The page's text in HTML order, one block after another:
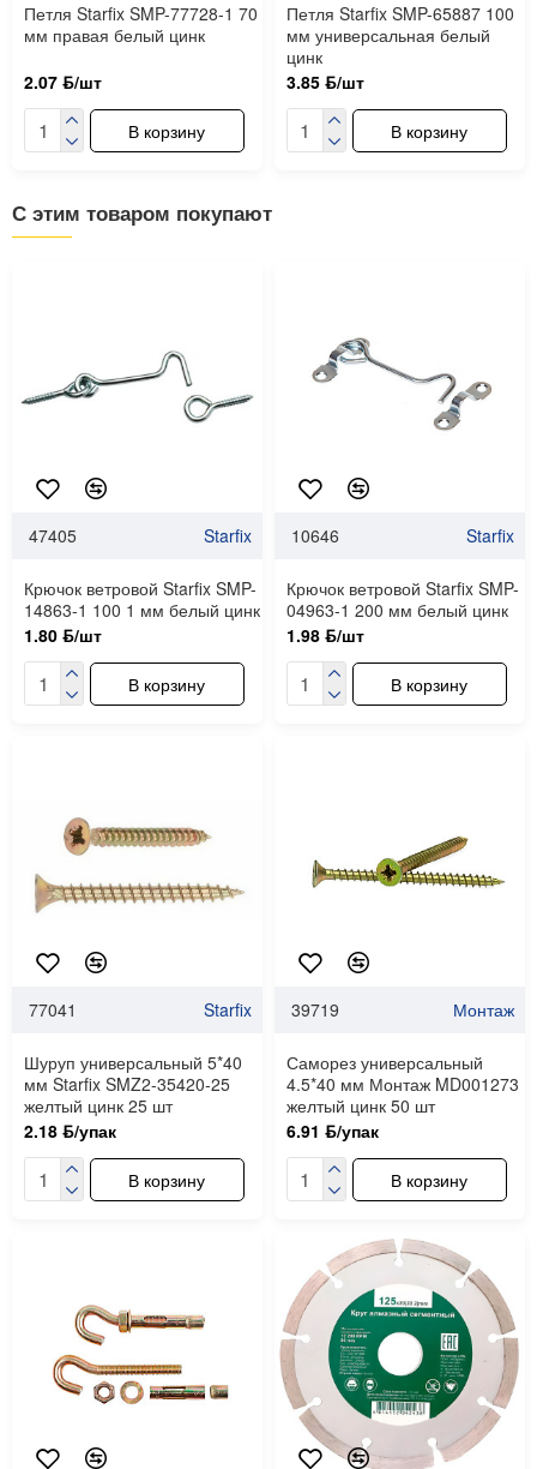
Петля Starfix SMP-77728-1 70
мм правая белый цинк
2.07 ƃ/шт
В корзину
Петля Starfix SMP-65887 100
мм универсальная белый
цинк
3.85 ƃ/шт
В корзину
С этим товаром покупают
47405 Starfix
Крючок ветровой Starfix SMP-
14863-1 100 1 мм белый цинк
1.80 ƃ/шт
В корзину
10646 Starfix
Крючок ветровой Starfix SMP-
04963-1 200 мм белый цинк
1.98 ƃ/шт
В корзину
77041 Starfix
Шуруп универсальный 5*40
мм Starfix SMZ2-35420-25
желтый цинк 25 шт
2.18 ƃ/упак
В корзину
39719 Монтаж
Саморез универсальный
4.5*40 мм Монтаж MD001273
желтый цинк 50 шт
6.91 ƃ/упак
В корзину